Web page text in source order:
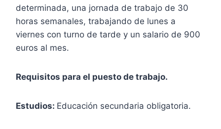
determinada, una jornada de trabajo de 30
horas semanales, trabajando de lunes a
viernes con turno de tarde y un salario de 900
euros al mes.
Requisitos para el puesto de trabajo.
Estudios: Educación secundaria obligatoria.